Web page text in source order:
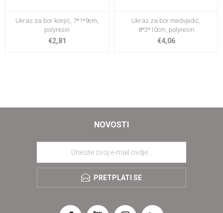
Ukras za bor konjić, 7*1*9cm,
polyresin
€2,81
Ukras za bor medvjedić,
8*3*10cm, polyresin
€4,06
NOVOSTI
PRETPLATI SE